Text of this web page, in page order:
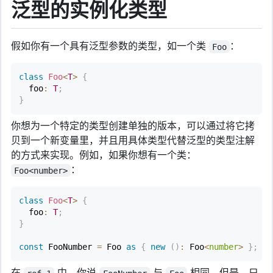
泛型的实例化类型
假如你有一个具有泛型参数的类型，如一个类 Foo ：
class Foo<T> {
  foo
: T;
}
你想为一个特定的类型创建单独的版本，可以通过将它拷
贝到一个新变量里，并且用具体类型代替泛型的类型注解
的方式来实现。例如，如果你想有一个类：
Foo<number> ：
class Foo<T> {
  foo
: T;
}
const FooNumber = Foo as { new ( ) : Foo<number> } ;